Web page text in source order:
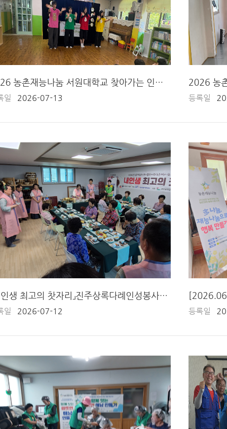
2026 농촌재능나눔 서원대학교 찾아가는 인형극단 (2회차)
일 2026-07-13 등록일
「내인생 최고의 찻자리」진주상록다례인성봉사단 2차 – 산청읍 내수경로당
일 2026-07-12 등록일